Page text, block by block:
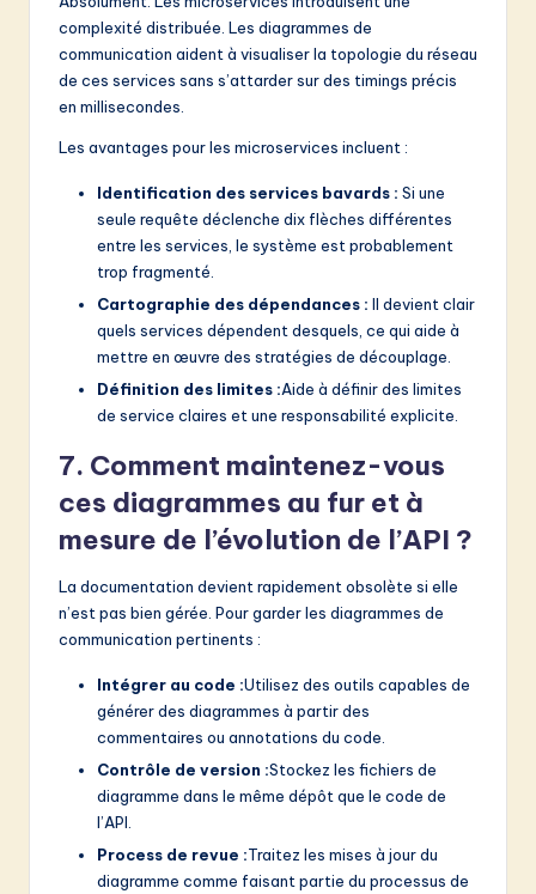
complexité distribuée. Les diagrammes de
communication aident à visualiser la topologie du réseau
de ces services sans s’attarder sur des timings précis
en millisecondes.
Les avantages pour les microservices incluent :
Identification des services bavards : Si une
seule requête déclenche dix flèches différentes
entre les services, le système est probablement
trop fragmenté.
Cartographie des dépendances : Il devient clair
quels services dépendent desquels, ce qui aide à
mettre en œuvre des stratégies de découplage.
Définition des limites :Aide à définir des limites
de service claires et une responsabilité explicite.
7. Comment maintenez-vous
ces diagrammes au fur et à
mesure de l’évolution de l’API ?
La documentation devient rapidement obsolète si elle
n’est pas bien gérée. Pour garder les diagrammes de
communication pertinents :
Intégrer au code :Utilisez des outils capables de
générer des diagrammes à partir des
commentaires ou annotations du code.
Contrôle de version :Stockez les fichiers de
diagramme dans le même dépôt que le code de
l’API.
Process de revue :Traitez les mises à jour du
diagramme comme faisant partie du processus de